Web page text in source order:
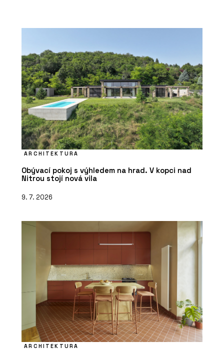
ARCHITEKTURA
Obývací pokoj s výhledem na hrad. V kopci nad
Nitrou stojí nová vila
9. 7. 2026
ARCHITEKTURA